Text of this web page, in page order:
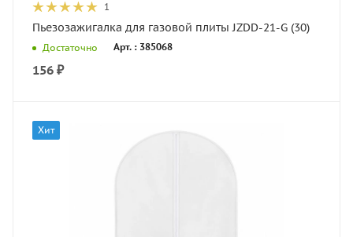
1
Пьезозажигалка для газовой плиты JZDD-21-G (30)
Достаточно Арт. : 385068
156 ₽
Хит